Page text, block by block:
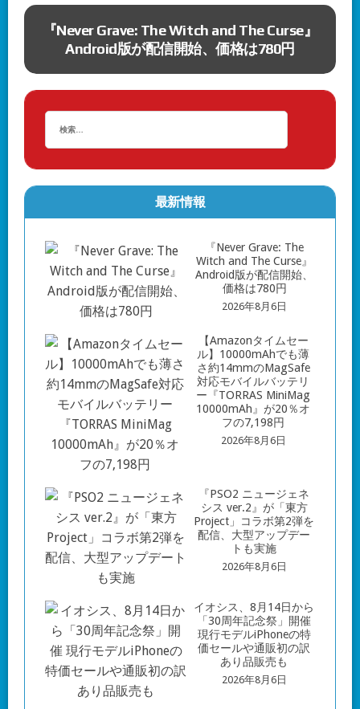
『Never Grave: The Witch and The Curse』
Android版が配信開始、価格は780円
最新情報
『Never Grave: The
Witch and The Curse』
Android版が配信開始、
価格は780円
2026年8月6日
【Amazonタイムセー
ル】10000mAhでも薄
さ約14mmのMagSafe
対応モバイルバッテリ
ー『TORRAS MiniMag
10000mAh』が20％オ
フの7,198円
2026年8月6日
『PSO2 ニュージェネ
シス ver.2』が「東方
Project」コラボ第2弾を
配信、大型アップデー
トも実施
2026年8月6日
イオシス、8月14日から
「30周年記念祭」開催
現行モデルiPhoneの特
価セールや通販初の訳
あり品販売も
2026年8月6日